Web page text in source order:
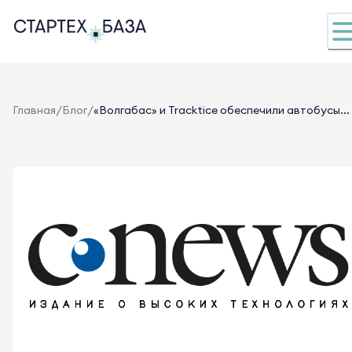
Главная/Блог/«Волгабас» и Tracktice обеспечили автобусы...